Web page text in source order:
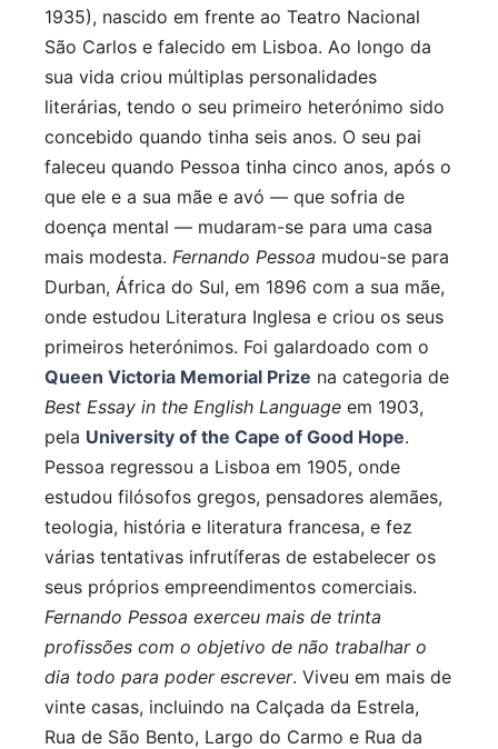
1935), nascido em frente ao Teatro Nacional
São Carlos e falecido em Lisboa. Ao longo da
sua vida criou múltiplas personalidades
literárias, tendo o seu primeiro heterónimo sido
concebido quando tinha seis anos. O seu pai
faleceu quando Pessoa tinha cinco anos, após o
que ele e a sua mãe e avó — que sofria de
doença mental — mudaram-se para uma casa
mais modesta. Fernando Pessoa mudou-se para
Durban, África do Sul, em 1896 com a sua mãe,
onde estudou Literatura Inglesa e criou os seus
primeiros heterónimos. Foi galardoado com o
Queen Victoria Memorial Prize na categoria de
Best Essay in the English Language em 1903,
pela University of the Cape of Good Hope.
Pessoa regressou a Lisboa em 1905, onde
estudou filósofos gregos, pensadores alemães,
teologia, história e literatura francesa, e fez
várias tentativas infrutíferas de estabelecer os
seus próprios empreendimentos comerciais.
Fernando Pessoa exerceu mais de trinta
profissões com o objetivo de não trabalhar o
dia todo para poder escrever. Viveu em mais de
vinte casas, incluindo na Calçada da Estrela,
Rua de São Bento, Largo do Carmo e Rua da